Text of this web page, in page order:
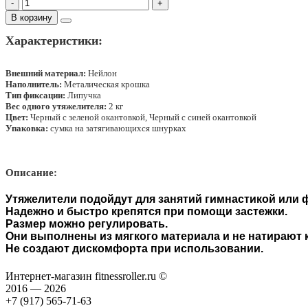
-
+
В корзину
Характеристики:
Внешний материал: Нейлон
Наполнитель: Металическая крошка
Тип фиксации: Липучка
Вес одного утяжелителя: 2 кг
Цвет: Черный с зеленой окантовкой, Черный с синей окантовкой
Упаковка: сумка на затягивающихся шнурках
Описание:
Утяжелители подойдут для занятий гимнастикой или
Надежно и быстро крепятся при помощи застежки.
Размер можно регулировать.
Они выполнены из мягкого материала и не натирают
Не создают дискомфорта при использовании.
Интернет-магазин fitnessroller.ru ©
2016 — 2026
+7 (917) 565-71-63